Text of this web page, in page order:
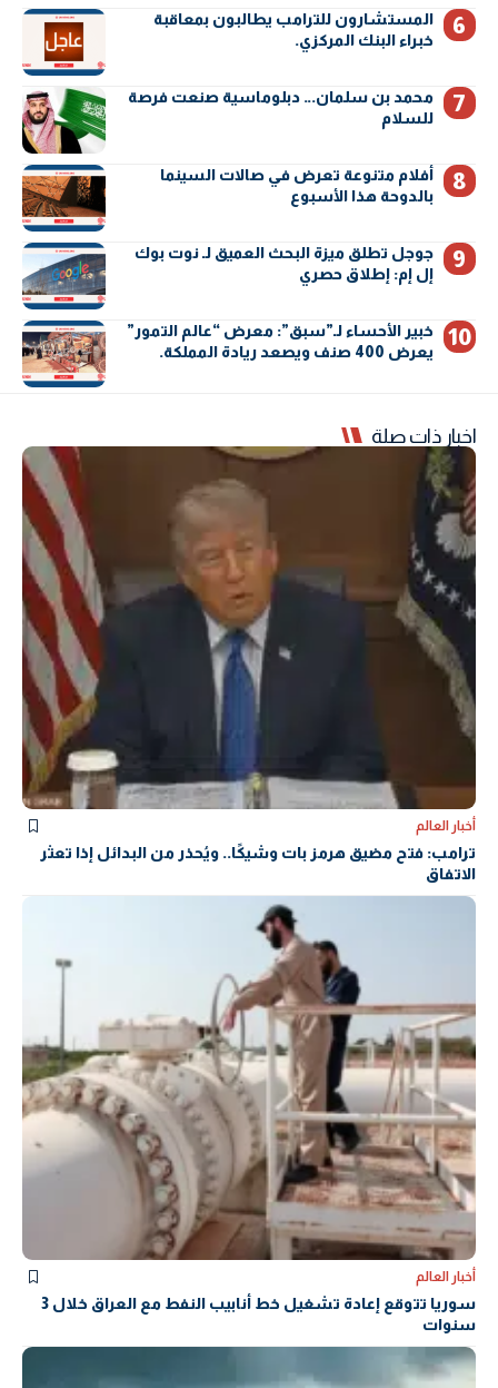
المستشارون للترامب يطالبون بمعاقبة
خبراء البنك المركزي.
محمد بن سلمان… دبلوماسية صنعت فرصة
للسلام
أفلام متنوعة تعرض في صالات السينما
بالدوحة هذا الأسبوع
جوجل تطلق ميزة البحث العميق لـ نوت بوك
إل إم: إطلاق حصري
خبير الأحساء لـ”سبق”: معرض “عالم التمور”
يعرض 400 صنف ويصعد ريادة المملكة.
اخبار ذات صلة
أخبار العالم
ترامب: فتح مضيق هرمز بات وشيكًا.. ويُحذر من البدائل إذا تعثر
الاتفاق
أخبار العالم
سوريا تتوقع إعادة تشغيل خط أنابيب النفط مع العراق خلال 3
سنوات